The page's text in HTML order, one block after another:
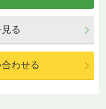
る
わせる